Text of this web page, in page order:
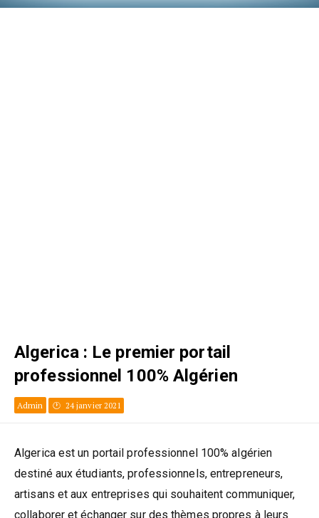
Algerica : Le premier portail
professionnel 100% Algérien
Admin 24 janvier 2021
Algerica est un portail professionnel 100% algérien
destiné aux étudiants, professionnels, entrepreneurs,
artisans et aux entreprises qui souhaitent communiquer,
collaborer et échanger sur des thèmes propres à leurs